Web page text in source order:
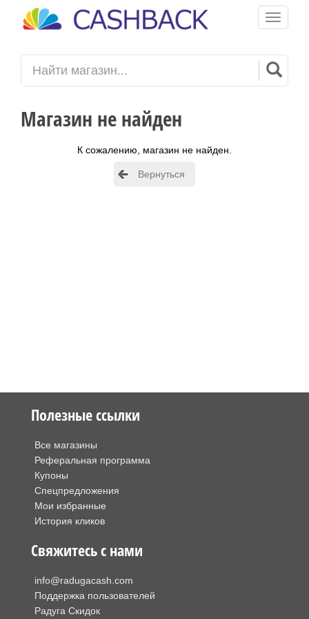
Toggle
Магазин не найден
К сожалению, магазин не найден.
Вернуться
Полезные ссылки
Все магазины
Реферальная программа
Купоны
Спецпредложения
Мои избранные
История кликов
Свяжитесь с нами
info@radugacash.com
Поддержка пользователей
Радуга Скидок